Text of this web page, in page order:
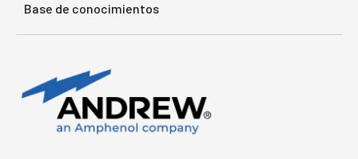
Base de conocimientos